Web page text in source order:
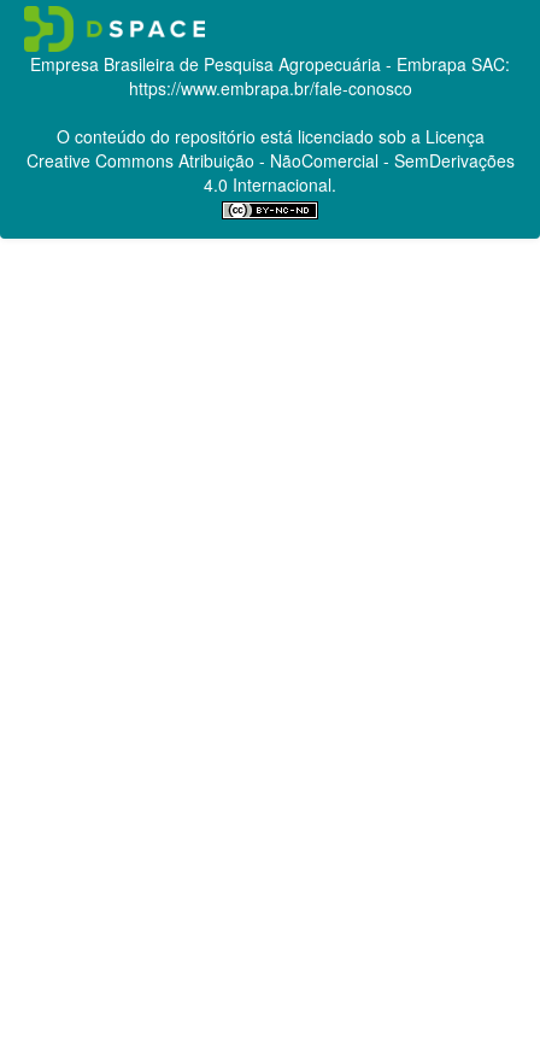
Empresa Brasileira de Pesquisa Agropecuária - Embrapa SAC:
https://www.embrapa.br/fale-conosco
O conteúdo do repositório está licenciado sob a Licença
Creative CommonsAtribuição - NãoComercial - SemDerivações
4.0 Internacional.